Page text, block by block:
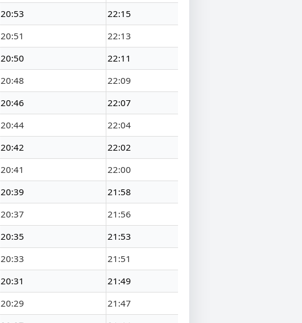
20:53
22:15
20:51
22:13
20:50
22:11
20:48
22:09
20:46
22:07
20:44
22:04
20:42
22:02
20:41
22:00
20:39
21:58
20:37
21:56
20:35
21:53
20:33
21:51
20:31
21:49
20:29
21:47